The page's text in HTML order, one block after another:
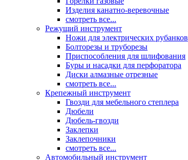
Изделия канатно-веревочные
смотреть все...
Режущий инструмент
Ножи для электрических рубанков
Болторезы и труборезы
Приспособления для шлифования
Буры и насадки для перфоратора
Диски алмазные отрезные
смотреть все...
Крепежный инструмент
Гвозди для мебельного степлера
Дюбели
Дюбель-гвозди
Заклепки
Заклепочники
смотреть все...
Автомобильный инструмент